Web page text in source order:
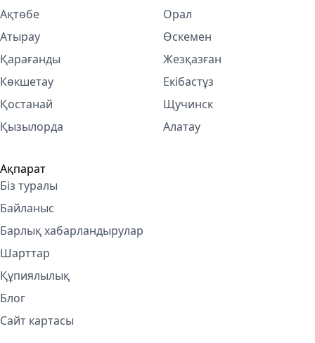
Ақтөбе
Атырау
Қарағанды
Көкшетау
Қостанай
Қызылорда
Орал
Өскемен
Жезқазған
Екібастұз
Щучинск
Алатау
Ақпарат
Біз туралы
Байланыс
Барлық хабарландырулар
Шарттар
Құпиялылық
Блог
Сайт картасы